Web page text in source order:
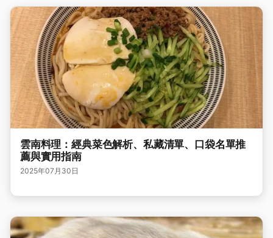
雲南料理：經典菜色解析、私藏清單、口袋名單推
薦與實用指南
2025年07月30日